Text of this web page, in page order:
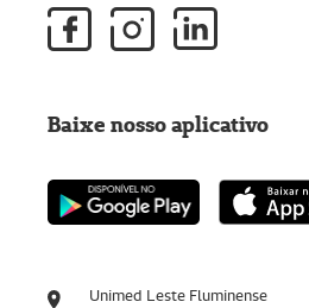
Unimed Leste Fluminense
Baixe nosso aplicativo